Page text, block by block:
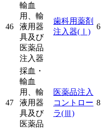
46
輸血
用、輸
液用器
具及び
医薬品
注入器
歯科用薬剤
注入器(Ⅰ)
6
47
採血・
輸血
用、輸
液用器
具及び
医薬品
医薬品注入
コントロー
ラ(Ⅲ)
8